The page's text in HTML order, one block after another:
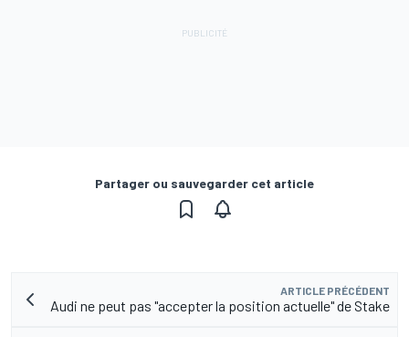
Partager ou sauvegarder cet article
ARTICLE PRÉCÉDENT
Audi ne peut pas "accepter la position actuelle" de Stake